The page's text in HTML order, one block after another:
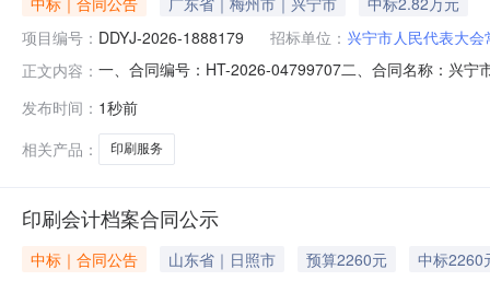
项目编号： DDYJ-2026-1888179 招标单位： 兴宁市人民代表大
正文内容： 一、合同编号：HT-2026-04799707二、合同名称：兴
式：18219412233供应商（乙方）：兴宁市利兴印刷厂
发布时间： 1秒前
相关产品：
印刷服务
印刷会计档案合同公示
中标｜合同公告 山东省｜日照市 预算2260元
中标2260